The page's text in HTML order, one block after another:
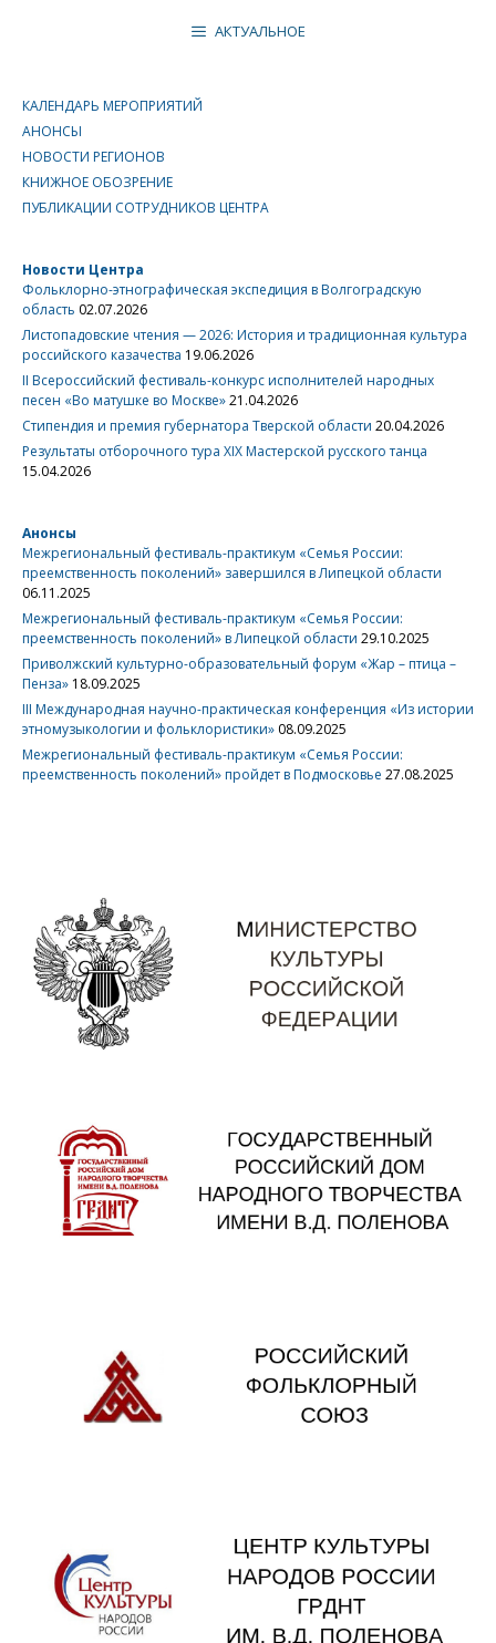
АКТУАЛЬНОЕ
КАЛЕНДАРЬ МЕРОПРИЯТИЙ
АНОНСЫ
НОВОСТИ РЕГИОНОВ
КНИЖНОЕ ОБОЗРЕНИЕ
ПУБЛИКАЦИИ СОТРУДНИКОВ ЦЕНТРА
Новости Центра
Фольклорно-этнографическая экспедиция в Волгоградскую
область 02.07.2026
Листопадовские чтения — 2026: История и традиционная культура
российского казачества 19.06.2026
II Всероссийский фестиваль-конкурс исполнителей народных
песен «Во матушке во Москве»21.04.2026
Стипендия и премия губернатора Тверской области 20.04.2026
Результаты отборочного тура XIX Мастерской русского танца
15.04.2026
Анонсы
Межрегиональный фестиваль-практикум «Семья России:
преемственность поколений» завершился в Липецкой области
06.11.2025
Межрегиональный фестиваль-практикум «Семья России:
преемственность поколений» в Липецкой области 29.10.2025
Приволжский культурно-образовательный форум «Жар – птица –
Пенза» 18.09.2025
III Международная научно-практическая конференция «Из истории
этномузыкологии и фольклористики» 08.09.2025
Межрегиональный фестиваль-практикум «Семья России:
преемственность поколений» пройдет в Подмосковье 27.08.2025